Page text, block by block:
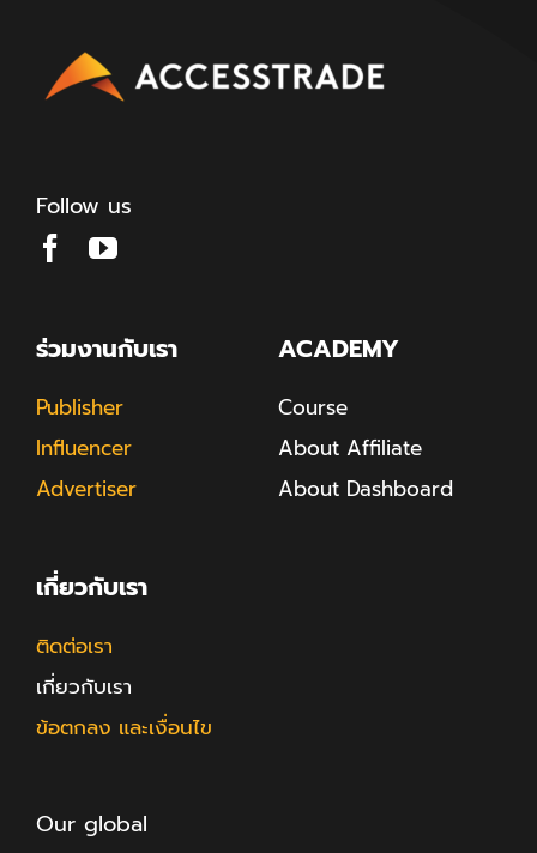
Follow us
ร่วมงานกับเรา
Publisher
Influencer
Advertiser
ACADEMY
Course
About Affiliate
About Dashboard
เกี่ยวกับเรา
ติดต่อเรา
เกี่ยวกับเรา
ข้อตกลง และเงื่อนไข
Our global